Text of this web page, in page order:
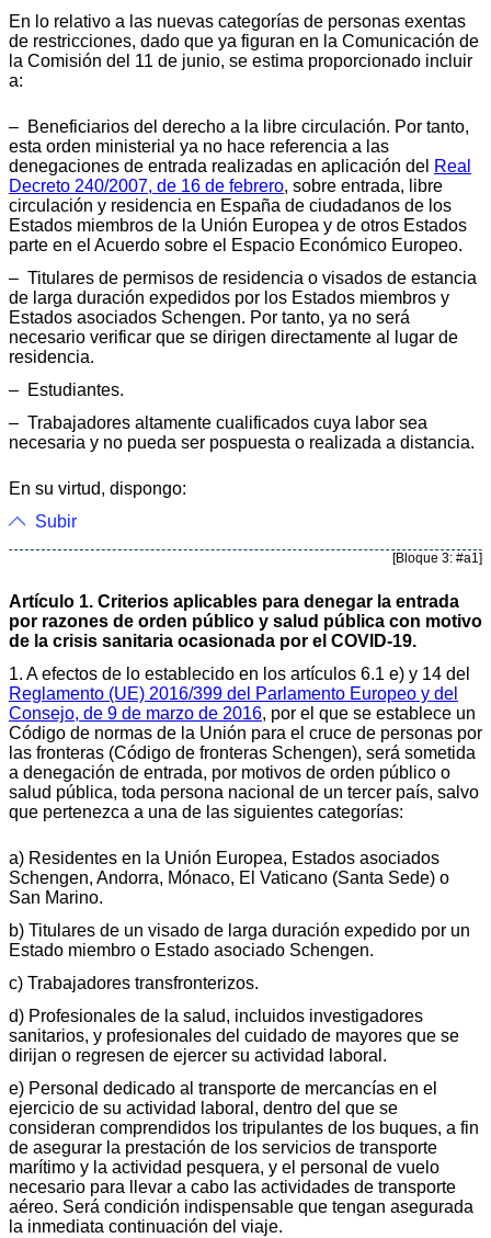
En lo relativo a las nuevas categorías de personas exentas
de restricciones, dado que ya figuran en la Comunicación de
la Comisión del 11 de junio, se estima proporcionado incluir
a:
– Beneficiarios del derecho a la libre circulación. Por tanto,
esta orden ministerial ya no hace referencia a las
denegaciones de entrada realizadas en aplicación del Real
Decreto 240/2007, de 16 de febrero, sobre entrada, libre
circulación y residencia en España de ciudadanos de los
Estados miembros de la Unión Europea y de otros Estados
parte en el Acuerdo sobre el Espacio Económico Europeo.
– Titulares de permisos de residencia o visados de estancia
de larga duración expedidos por los Estados miembros y
Estados asociados Schengen. Por tanto, ya no será
necesario verificar que se dirigen directamente al lugar de
residencia.
– Estudiantes.
– Trabajadores altamente cualificados cuya labor sea
necesaria y no pueda ser pospuesta o realizada a distancia.
En su virtud, dispongo:
Subir
[Bloque 3: #a1]
Artículo 1. Criterios aplicables para denegar la entrada
por razones de orden público y salud pública con motivo
de la crisis sanitaria ocasionada por el COVID-19.
1. A efectos de lo establecido en los artículos 6.1 e) y 14 del
Reglamento (UE) 2016/399 del Parlamento Europeo y del
Consejo, de 9 de marzo de 2016, por el que se establece un
Código de normas de la Unión para el cruce de personas por
las fronteras (Código de fronteras Schengen), será sometida
a denegación de entrada, por motivos de orden público o
salud pública, toda persona nacional de un tercer país, salvo
que pertenezca a una de las siguientes categorías:
a) Residentes en la Unión Europea, Estados asociados
Schengen, Andorra, Mónaco, El Vaticano (Santa Sede) o
San Marino.
b) Titulares de un visado de larga duración expedido por un
Estado miembro o Estado asociado Schengen.
c) Trabajadores transfronterizos.
d) Profesionales de la salud, incluidos investigadores
sanitarios, y profesionales del cuidado de mayores que se
dirijan o regresen de ejercer su actividad laboral.
e) Personal dedicado al transporte de mercancías en el
ejercicio de su actividad laboral, dentro del que se
consideran comprendidos los tripulantes de los buques, a fin
de asegurar la prestación de los servicios de transporte
marítimo y la actividad pesquera, y el personal de vuelo
necesario para llevar a cabo las actividades de transporte
aéreo. Será condición indispensable que tengan asegurada
la inmediata continuación del viaje.